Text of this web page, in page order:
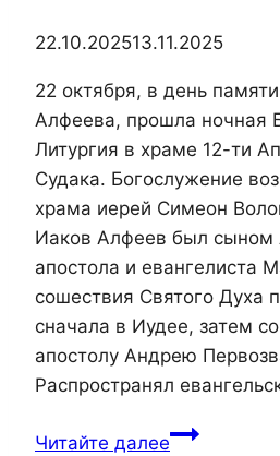
22.10.202513.11.2025
22 октября, в день
Алфеева, прошла ночная
Литургия в храме 12-ти
Судака. Богослужение
храма иерей Симеон
Иаков Алфеев был сыном
апостола и евангелиста
сошествия Святого Духа
сначала в Иудее, затем
апостолу Андрею
Распространял
Читайте далееВ